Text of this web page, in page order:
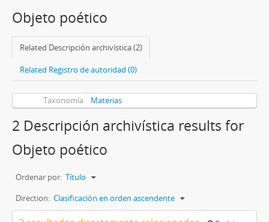
Objeto poético
Related Descripción archivística (2)
Related Registro de autoridad (0)
Taxonomía Materias
2 Descripción archivística results for
Objeto poético
Ordenar por: Título
Direction: Clasificación en orden ascendente